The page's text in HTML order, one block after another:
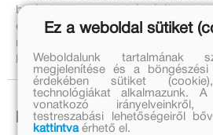
barátai ebben a matricás játékokkal,
és jó tanácsokkal teli könyvben a
megtanítják, mire kell odafigyelni az
közelében, hogy senkit se érjen
Ezek is érdekelhetnek!
Ez a weboldal sütiket
Weboldalunk tartalmának
megjelenítése és a
érdekében sütiket
technológiákat alkalmazunk.
vonatkozó
testreszabási lehetőségeiről
kattintvaérhető el.